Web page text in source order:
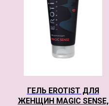
ГЕЛЬ EROTIST ДЛЯ
ЖЕНЩИН MAGIC SENSE,